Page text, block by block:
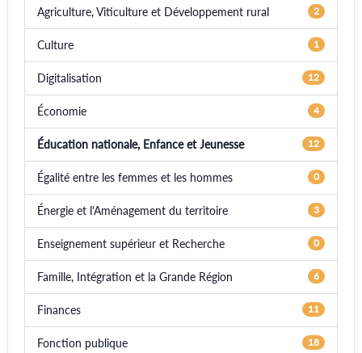
Agriculture, Viticulture et Développement rural 2
Culture 1
Digitalisation 12
Économie 4
Éducation nationale, Enfance et Jeunesse 12
Égalité entre les femmes et les hommes 0
Énergie et l'Aménagement du territoire 3
Enseignement supérieur et Recherche 0
Famille, Intégration et la Grande Région 6
Finances 11
Fonction publique 18